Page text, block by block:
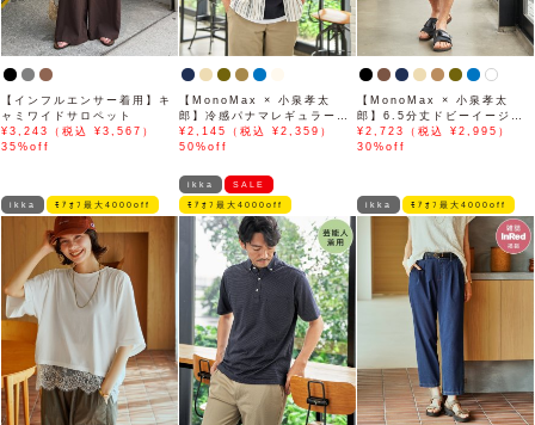
【インフルエンサー着用】キ
ャミワイドサロペット
¥3,243（税込 ¥3,567）
35%off
【MonoMax × 小泉孝太
郎】冷感パナマレギュラーカ
ラー半袖シャツ「小泉孝太郎
さん着用モデル」
¥2,145（税込 ¥2,359）
50%off
【MonoMax × 小泉孝太
郎】6.5分丈ドビーイージー
ハーフパンツ「小泉孝太郎さ
ん着用モデル」
¥2,723（税込 ¥2,995）
30%off
ikka ﾓｱｵﾌ最大4000off
ikka SALE
ﾓｱｵﾌ最大4000off ikka ﾓｱｵﾌ最大4000off